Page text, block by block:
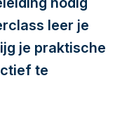
leer je
je praktische
te